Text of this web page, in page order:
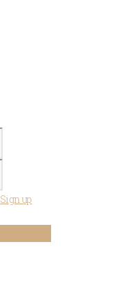
Sign up